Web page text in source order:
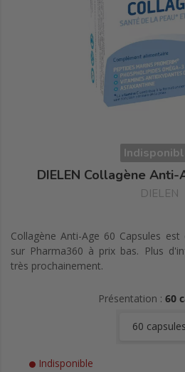
DIELEN Collagène
DIELEN
Collagène Anti-Age 60 Capsules
sur Pharma360 à prix bas. Plus
très prochainement.
Présentation : 60
60 capsules
Indisponible